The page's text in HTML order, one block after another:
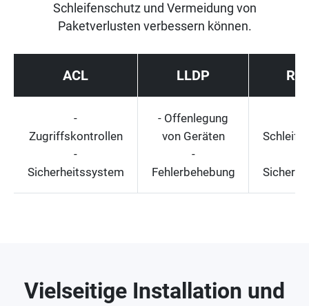
Schleifenschutz und Vermeidung von
Paketverlusten verbessern können.
ACL LLDP
-
Zugriffskontrollen
-
Sicherheitssystem
- Offenlegung
von Geräten
-
Fehlerbehebung
Vielseitige Installation und